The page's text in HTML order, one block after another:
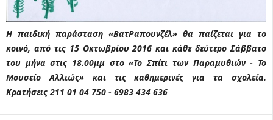
Η παιδική παράσταση «ΒατΡαπουνζέλ» θα παίζεται για το
κοινό, από τις 15 Οκτωβρίου 2016 και κάθε δεύτερο Σάββατο
του μήνα στις 18.00μμ στο «Το Σπίτι των Παραμυθιών - Το
Μουσείο Αλλιώς» και τις καθημερινές για τα σχολεία.
Κρατήσεις 211 01 04 750 - 6983 434 636